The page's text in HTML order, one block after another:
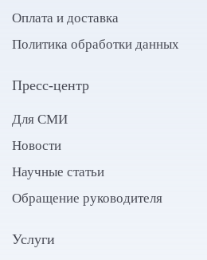
Оплата и доставка
Политика обработки данных
Пресс-центр
Для СМИ
Новости
Научные статьи
Обращение руководителя
Услуги